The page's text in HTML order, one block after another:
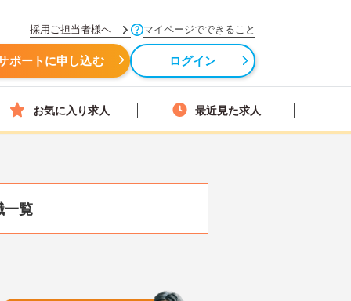
採用ご担当者様へ マイページでできること
ポートに申し込む ログイン
お気に入り求人 最近見た求人
一覧